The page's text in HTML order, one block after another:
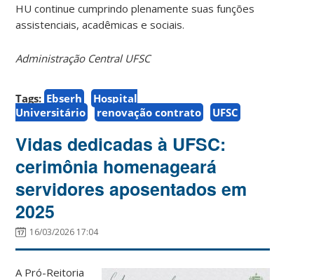
HU continue cumprindo plenamente suas funções
assistenciais, acadêmicas e sociais.
Administração Central UFSC
Tags: Ebserh
Hospital
Universitário
renovação contrato UFSC
Vidas dedicadas à UFSC:
cerimônia homenageará
servidores aposentados em
2025
16/03/2026 17:04
A Pró-Reitoria